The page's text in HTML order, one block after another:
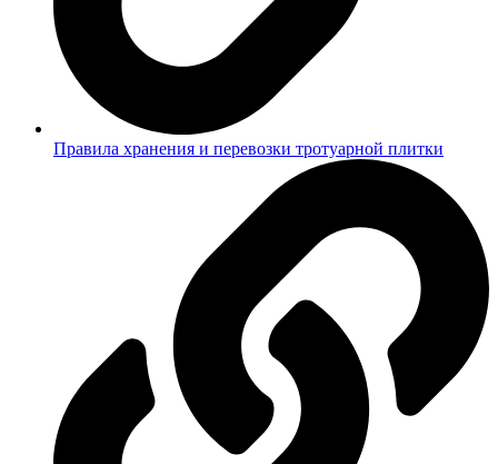
Правила хранения и перевозки тротуарной плитки